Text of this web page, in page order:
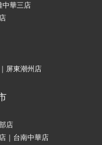
中華三店
屏東潮州店
店
｜台南中華店